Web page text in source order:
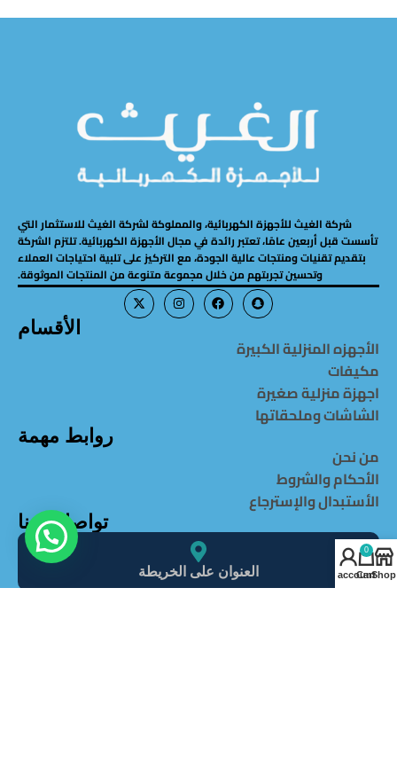
شركة الغيث للأجهزة الكهربائية، والمملوكة لشركة الغيث للاستثمار التي
تأسست قبل أربعين عامًا، تعتبر رائدة في مجال الأجهزة الكهربائية. تلتزم الشركة
بتقديم تقنيات ومنتجات عالية الجودة، مع التركيز على تلبية احتياجات العملاء
وتحسين تجربتهم من خلال مجموعة متنوعة من المنتجات الموثوقة.
الأقسام
الأجهزه المنزلية الكبيرة
مكيفات
اجهزة منزلية صغيرة
الشاشات وملحقاتها
روابط مهمة
من نحن
الأحكام والشروط
الأستبدال والإسترجاع
تواصل معنا
العنوان على الخريطة Shop
0
Cart
My account